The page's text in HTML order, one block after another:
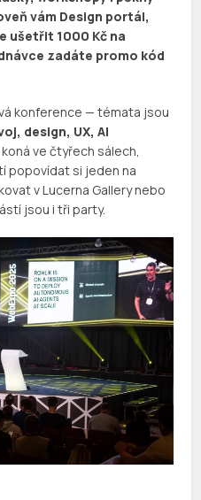
vám Design portál,
ušetřit 1000 Kč na
zadáte promo kód
konference — témata jsou
design, UX, AI
ve čtyřech sálech,
popovídat si jeden na
v Lucerna Gallery nebo
jsou i tři party.